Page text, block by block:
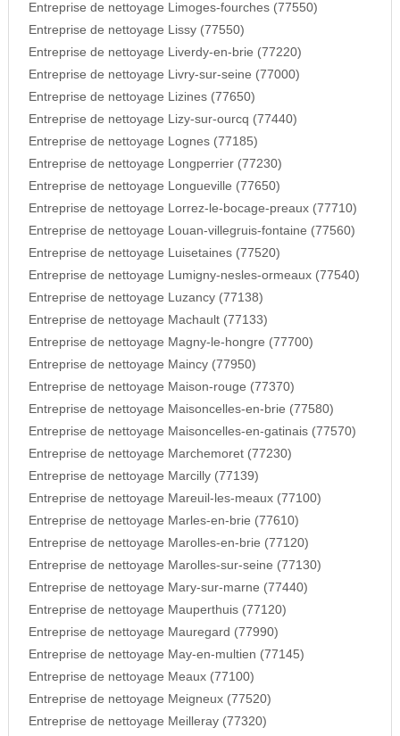
Entreprise de nettoyage Limoges-fourches (77550)
Entreprise de nettoyage Lissy (77550)
Entreprise de nettoyage Liverdy-en-brie (77220)
Entreprise de nettoyage Livry-sur-seine (77000)
Entreprise de nettoyage Lizines (77650)
Entreprise de nettoyage Lizy-sur-ourcq (77440)
Entreprise de nettoyage Lognes (77185)
Entreprise de nettoyage Longperrier (77230)
Entreprise de nettoyage Longueville (77650)
Entreprise de nettoyage Lorrez-le-bocage-preaux (77710)
Entreprise de nettoyage Louan-villegruis-fontaine (77560)
Entreprise de nettoyage Luisetaines (77520)
Entreprise de nettoyage Lumigny-nesles-ormeaux (77540)
Entreprise de nettoyage Luzancy (77138)
Entreprise de nettoyage Machault (77133)
Entreprise de nettoyage Magny-le-hongre (77700)
Entreprise de nettoyage Maincy (77950)
Entreprise de nettoyage Maison-rouge (77370)
Entreprise de nettoyage Maisoncelles-en-brie (77580)
Entreprise de nettoyage Maisoncelles-en-gatinais (77570)
Entreprise de nettoyage Marchemoret (77230)
Entreprise de nettoyage Marcilly (77139)
Entreprise de nettoyage Mareuil-les-meaux (77100)
Entreprise de nettoyage Marles-en-brie (77610)
Entreprise de nettoyage Marolles-en-brie (77120)
Entreprise de nettoyage Marolles-sur-seine (77130)
Entreprise de nettoyage Mary-sur-marne (77440)
Entreprise de nettoyage Mauperthuis (77120)
Entreprise de nettoyage Mauregard (77990)
Entreprise de nettoyage May-en-multien (77145)
Entreprise de nettoyage Meaux (77100)
Entreprise de nettoyage Meigneux (77520)
Entreprise de nettoyage Meilleray (77320)